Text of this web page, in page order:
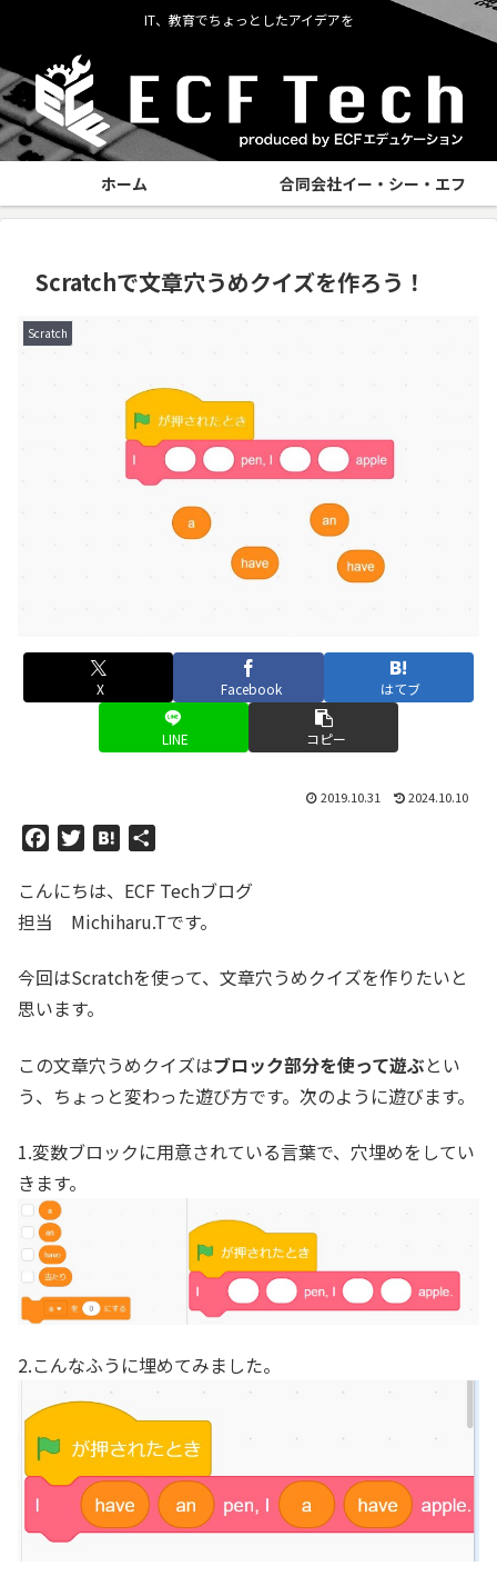
IT、教育でちょっとしたアイデアを
ホーム 合同会社イー・シー・エフ
Scratchで文章穴うめクイズを作ろう！
Scratch
X Facebook はてブ
LINE コピー
2019.10.31 2024.10.10
c
e
o
o
k
i
t
e
r
t
e
a
こんにちは、ECF Techブログ
担当 Michiharu.Tです。
今回はScratchを使って、文章穴うめクイズを作りたいと
思います。
この文章穴うめクイズはブロック部分を使って遊ぶとい
う、ちょっと変わった遊び方です。次のように遊びます。
1.変数ブロックに用意されている言葉で、穴埋めをしてい
きます。
2.こんなふうに埋めてみました。